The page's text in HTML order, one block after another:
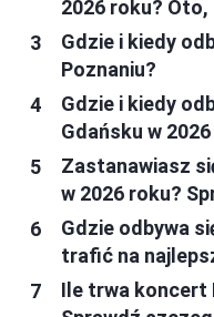
2026 roku?
Gdzie i kiedy
Poznaniu?
Gdzie i kiedy
Gdańsku w
Zastanawiasz
w 2026 roku?
Gdzie odbywa
trafić na
Ile trwa koncert